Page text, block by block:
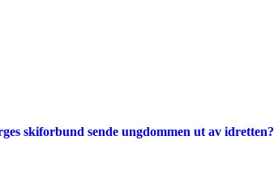
skiforbund sende ungdommen ut av idretten?